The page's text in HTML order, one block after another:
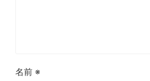
名前 ※